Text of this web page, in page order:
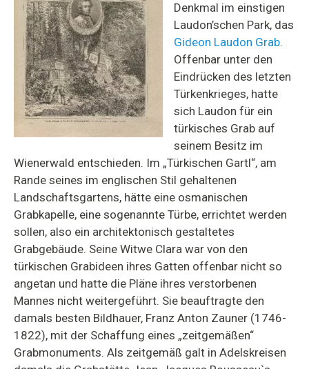
Denkmal im einstigen
Laudon’schen Park, das
Gideon Laudon Grab.
Offenbar unter den
Eindrücken des letzten
Türkenkrieges, hatte
sich Laudon für ein
türkisches Grab auf
seinem Besitz im
Wienerwald entschieden. Im „Türkischen Gartl“, am
Rande seines im englischen Stil gehaltenen
Landschaftsgartens, hätte eine osmanischen
Grabkapelle, eine sogenannte Türbe, errichtet werden
sollen, also ein architektonisch gestaltetes
Grabgebäude. Seine Witwe Clara war von den
türkischen Grabideen ihres Gatten offenbar nicht so
angetan und hatte die Pläne ihres verstorbenen
Mannes nicht weitergeführt. Sie beauftragte den
damals besten Bildhauer, Franz Anton Zauner (1746-
1822), mit der Schaffung eines „zeitgemäßen“
Grabmonuments. Als zeitgemäß galt in Adelskreisen